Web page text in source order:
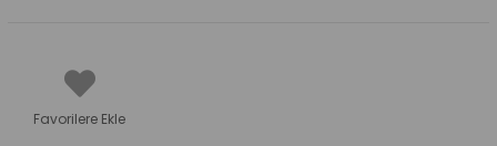
Favorilere Ekle